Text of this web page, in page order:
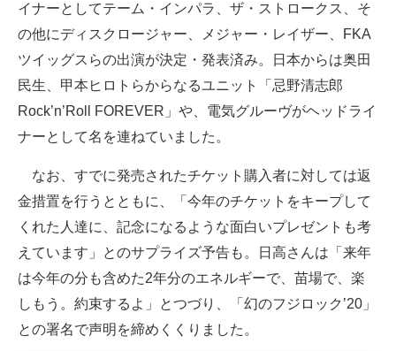
イナーとしてテーム・インパラ、ザ・ストロークス、そ
の他にディスクロージャー、メジャー・レイザー、FKA
ツイッグスらの出演が決定・発表済み。日本からは奥田
民生、甲本ヒロトらからなるユニット「忌野清志郎
Rock’n’Roll FOREVER」や、電気グルーヴがヘッドライ
ナーとして名を連ねていました。
なお、すでに発売されたチケット購入者に対しては返
金措置を行うとともに、「今年のチケットをキープして
くれた人達に、記念になるような面白いプレゼントも考
えています」とのサプライズ予告も。日高さんは「来年
は今年の分も含めた2年分のエネルギーで、苗場で、楽
しもう。約束するよ」とつづり、「幻のフジロック’20」
との署名で声明を締めくくりました。